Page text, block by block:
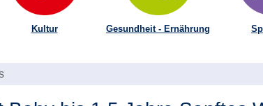
Kultur Gesundheit - Ernährung